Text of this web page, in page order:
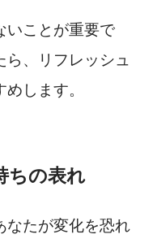
いことが重要で
、リフレッシュ
します。
ちの表れ
なたが変化を恐れ